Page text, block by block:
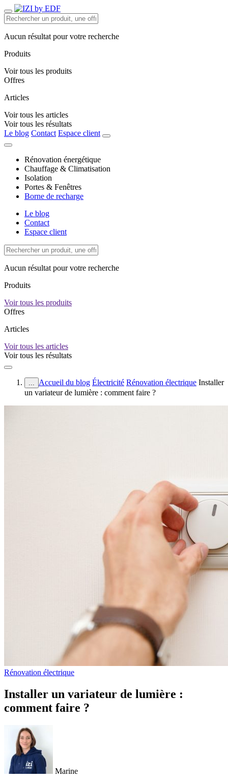
Aucun résultat pour votre recherche
Produits
Voir tous les produits
Offres
Articles
Voir tous les articles
Voir tous les résultats
Le blog Contact Espace client
Rénovation énergétique
Chauffage & Climatisation
Isolation
Portes & Fenêtres
Borne de recharge
Le blog
Contact
Espace client
Aucun résultat pour votre recherche
Produits
Voir tous les produits
Offres
Articles
Voir tous les articles
Voir tous les résultats
... Accueil du blog Électricité Rénovation électrique Installer
un variateur de lumière : comment faire ?
Rénovation électrique
Installer un variateur de lumière :
comment faire ?
Marine